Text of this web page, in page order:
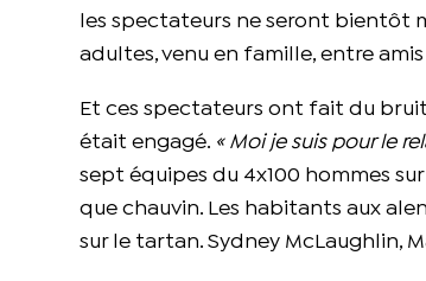
les spectateurs ne seront bientôt
adultes, venu en famille, entre
Et ces spectateurs ont fait du
était engagé. « Moi je suis pour le
sept équipes du 4x100 hommes
que chauvin. Les habitants aux
sur le tartan. Sydney McLaughlin,